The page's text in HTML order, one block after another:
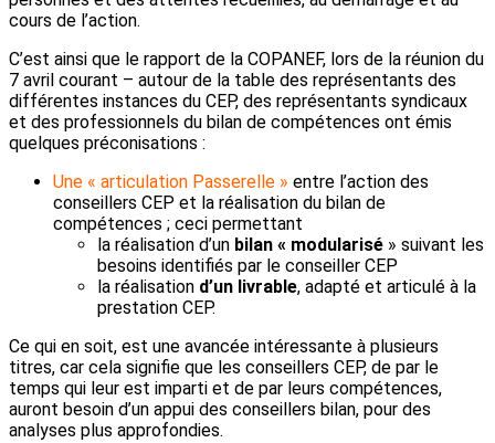
cours de l’action.
C’est ainsi que le rapport de la COPANEF, lors de la réunion du
7 avril courant – autour de la table des représentants des
différentes instances du CEP, des représentants syndicaux
et des professionnels du bilan de compétences ont émis
quelques préconisations :
Une « articulation Passerelle » entre l’action des
conseillers CEP et la réalisation du bilan de
compétences ; ceci permettant
la réalisation d’un bilan « modularisé » suivant les
besoins identifiés par le conseiller CEP
la réalisation d’un livrable, adapté et articulé à la
prestation CEP.
Ce qui en soit, est une avancée intéressante à plusieurs
titres, car cela signifie que les conseillers CEP, de par le
temps qui leur est imparti et de par leurs compétences,
auront besoin d’un appui des conseillers bilan, pour des
analyses plus approfondies.